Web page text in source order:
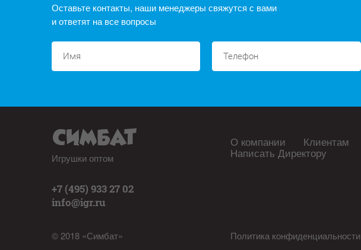
Оставьте контакты, наши менеджеры свяжутся с вами
и ответят на все вопросы
Игрушки оптом
+7 (495) 933 27 02
info@igr.ru
© 2018 «Симбат»
О компании Клиентам
Написать Директору
Политика конфиденциальности